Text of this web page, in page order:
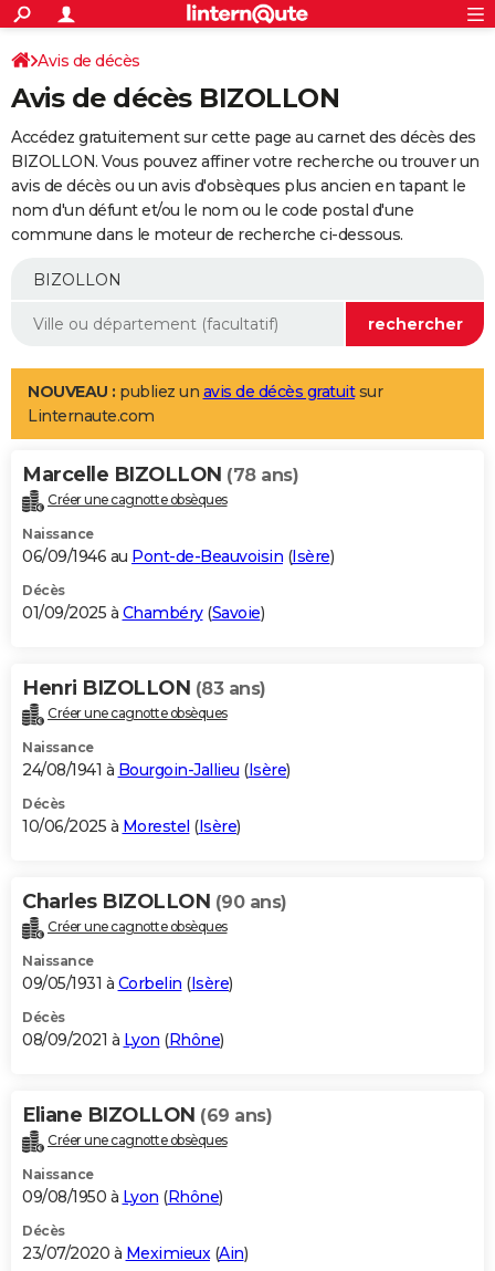
ACTUALITÉS
Politique
Société
Faits Divers
Education
Monde
Villes
+
SPORT
Coupe du monde 2026
Football
Tennis
Cyclisme
Rugby
Forum
Programme TV
TNT
Streaming
Cinéma
Sorties cinéma
Musique
+
FINANCE
Retraite
Epargne
Immobilier
Risques naturels par ville
Banque
Assurance
AUTO
Essais
Réserver un essai
Citadines
Berlines
SUV
Forum auto
+
Mobiles
Meilleur smartphone
Internet
Ordinateurs
Jeux vidéo
Guide high-tech
Aménagement intérieur
LIFESTYLE
Art de vivre
Bien-être
Loisirs
Mode
Modes de vie
Alimentation
Guide de la santé
Maladies
Médicaments
Sommeil
VOYAGE
Destinations
City break
Voyage nature
Voyage de noces
Forum
Climat
+PHOTO
GUIDES D'ACHAT
BONS PLANS
Carte de Noël
Carte Bonne année
Carte Saint-Valentin
Carte Pâques
Carte d'anniversaire
DICTIONNAIRE
Dictionnaire
Biographies
Citations
Expressions
Proverbes
PROGRAMME TV
S'inscrire
Se connecter
Lycées
Collèges
Primaires
Universités
Entreprises
Service militaire
Avis de recherche
AVIS DE DÉCÈS
Bricolage
Lifestyle
Culture
Sport
Auto
Television
Voyage
Cinema
Avis de décès
Avis de décès BIZOLLON
Accédez gratuitement sur cette page au carnet des décès des
BIZOLLON. Vous pouvez affiner votre recherche ou trouver un
avis de décès ou un avis d'obsèques plus ancien en tapant le
nom d'un défunt et/ou le nom ou le code postal d'une
commune dans le moteur de recherche ci-dessous.
NOUVEAU : publiez un avis de décès gratuitsur
Linternaute.com
Marcelle BIZOLLON (78 ans)
Créer une cagnotte obsèques
Naissance
06/09/1946 au Pont-de-Beauvoisin (Isère)
Décès
01/09/2025 à Chambéry(Savoie)
Henri BIZOLLON (83 ans)
Créer une cagnotte obsèques
Naissance
24/08/1941 à Bourgoin-Jallieu (Isère)
Décès
10/06/2025 à Morestel (Isère)
Charles BIZOLLON (90 ans)
Créer une cagnotte obsèques
Naissance
09/05/1931 à Corbelin (Isère)
Décès
08/09/2021 à Lyon (Rhône)
Eliane BIZOLLON (69 ans)
Créer une cagnotte obsèques
Naissance
09/08/1950 à Lyon (Rhône)
Décès
23/07/2020 à Meximieux (Ain)